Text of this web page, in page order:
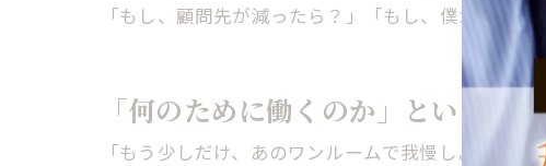
「もし、顧問先が減ったら？」「もし、僕が倒れ
「何のために働くのか」という原点
「もう少しだけ、あのワンルームで我慢しようか